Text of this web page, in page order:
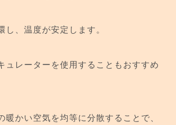
し、温度が安定します。
ュレーターを使用することもおすすめ
暖かい空気を均等に分散することで、